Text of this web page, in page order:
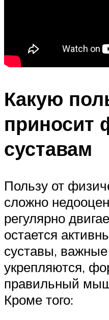
Какую
приносит
суставам
Пользу от
сложно
регулярно
остается
суставы,
укрепляются,
правильный
Кроме того: